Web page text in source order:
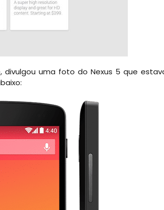
divulgou uma foto do Nexus 5 que